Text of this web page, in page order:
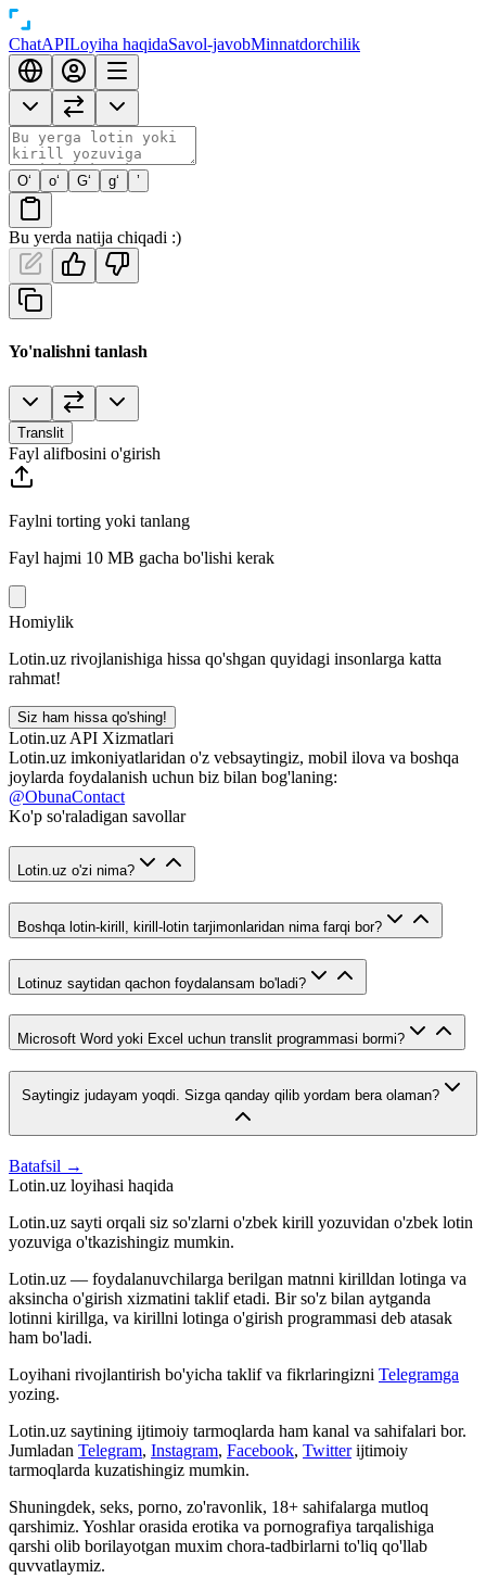
ChatAPILoyiha haqidaSavol-javobMinnatdorchilik
O‘ o‘ G‘ g‘ ’
Bu yerda natija chiqadi :)
Yo'nalishni tanlash
Translit
Fayl alifbosini o'girish
Faylni torting yoki tanlang
Fayl hajmi 10 MB gacha bo'lishi kerak
Homiylik
Lotin.uz rivojlanishiga hissa qo'shgan quyidagi insonlarga katta
rahmat!
Siz ham hissa qo'shing!
Lotin.uz API Xizmatlari
Lotin.uz imkoniyatlaridan o'z vebsaytingiz, mobil ilova va boshqa
joylarda foydalanish uchun biz bilan bog'laning:
@ObunaContact
Ko'p so'raladigan savollar
Lotin.uz o'zi nima?
Boshqa lotin-kirill, kirill-lotin tarjimonlaridan nima farqi bor?
Lotinuz saytidan qachon foydalansam bo'ladi?
Microsoft Word yoki Excel uchun translit programmasi bormi?
Saytingiz judayam yoqdi. Sizga qanday qilib yordam bera olaman?
Batafsil →
Lotin.uz loyihasi haqida
Lotin.uz sayti orqali siz so'zlarni o'zbek kirill yozuvidan o'zbek lotin
yozuviga o'tkazishingiz mumkin.
Lotin.uz — foydalanuvchilarga berilgan matnni kirilldan lotinga va
aksincha o'girish xizmatini taklif etadi. Bir so'z bilan aytganda
lotinni kirillga, va kirillni lotinga o'girish programmasi deb atasak
ham bo'ladi.
Loyihani rivojlantirish bo'yicha taklif va fikrlaringizni Telegramga
yozing.
Lotin.uz saytining ijtimoiy tarmoqlarda ham kanal va sahifalari bor.
Jumladan Telegram, Instagram, Facebook, Twitter ijtimoiy
tarmoqlarda kuzatishingiz mumkin.
Shuningdek, seks, porno, zo'ravonlik, 18+ sahifalarga mutloq
qarshimiz. Yoshlar orasida erotika va pornografiya tarqalishiga
qarshi olib borilayotgan muxim chora-tadbirlarni to'liq qo'llab
quvvatlaymiz.